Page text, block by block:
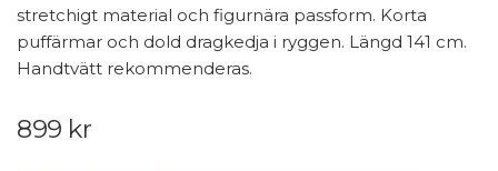
stretchigt material och figurnära passform. Korta
puffärmar och dold dragkedja i ryggen. Längd 141 cm.
Handtvätt rekommenderas.
899 kr